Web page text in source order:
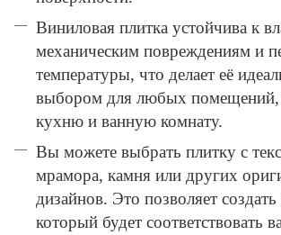
Виниловая плитка устойчива к
механическим повреждениям и
температуры, что делает её
выбором для любых помещений,
кухню и ванную комнату.
Вы можете выбрать плитку с
мрамора, камня или других
дизайнов. Это позволяет создать
который будет соответствовать